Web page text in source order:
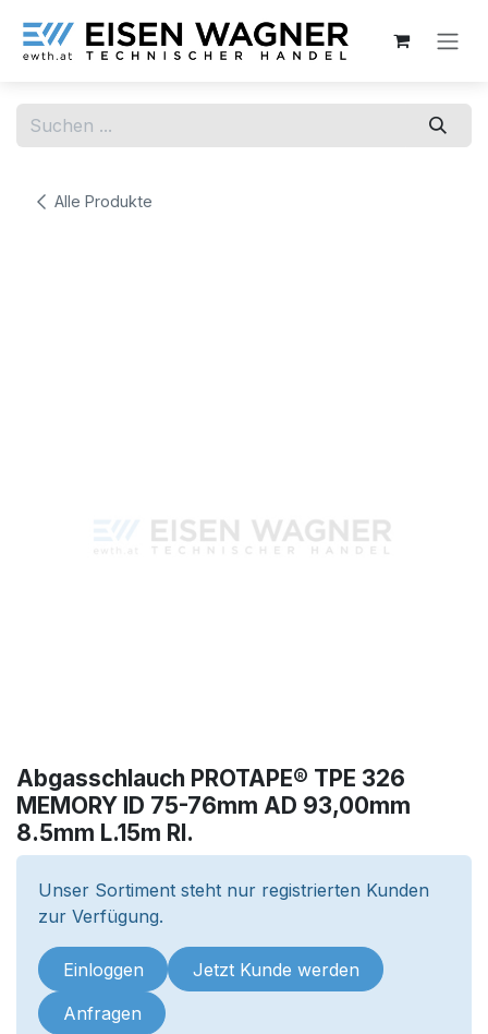
Alle Produkte
Abgasschlauch PROTAPE® TPE 326
MEMORY ID 75-76mm AD 93,00mm
8.5mm L.15m Rl.
Unser Sortiment steht nur registrierten Kunden
zur Verfügung.
Einloggen Jetzt Kunde werden
Anfragen